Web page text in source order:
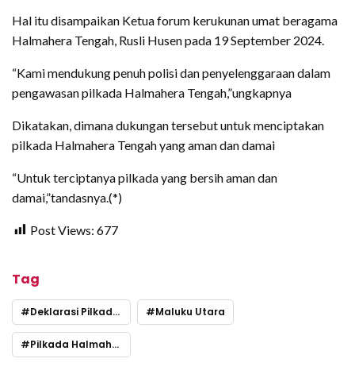
Hal itu disampaikan Ketua forum kerukunan umat beragama
Halmahera Tengah, Rusli Husen pada 19 September 2024.
“Kami mendukung penuh polisi dan penyelenggaraan dalam
pengawasan pilkada Halmahera Tengah,”ungkapnya
Dikatakan, dimana dukungan tersebut untuk menciptakan
pilkada Halmahera Tengah yang aman dan damai
“Untuk terciptanya pilkada yang bersih aman dan
damai,”tandasnya.(*)
Post Views: 677
Tag
Deklarasi Pilkada Damai 2024 Maluku Utara
Pilkada Halmahera Tengah 2024